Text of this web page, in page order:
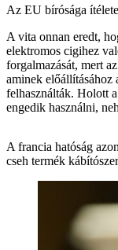
Az EU bírósága
A vita onnan eredt,
elektromos cigihez
forgalmazását, mert
aminek előállításához
felhasználták. Holott
engedik használni,
A francia hatóság
cseh termék